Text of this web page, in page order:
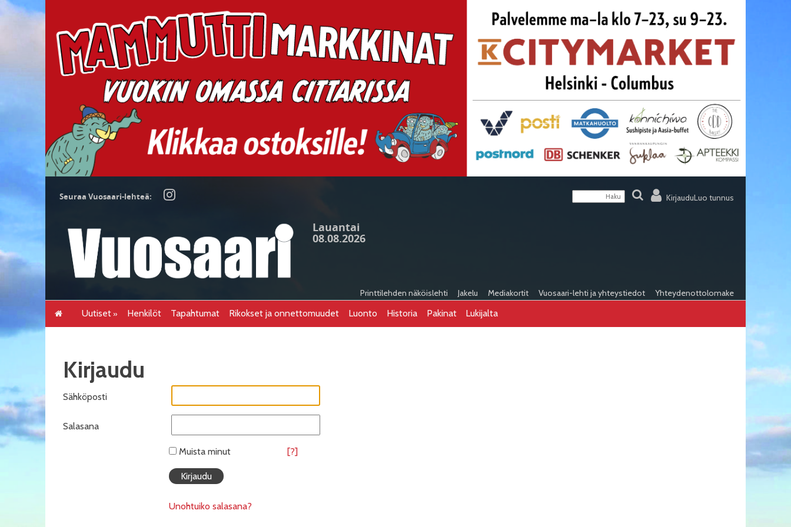
KirjauduLuo tunnus
Seuraa Vuosaari-lehteä:
Lauantai
08.08.2026
Printtilehden näköislehti Jakelu Mediakortit Vuosaari-lehti ja yhteystiedot Yhteydenottolomake
Uutiset Henkilöt Tapahtumat Rikokset ja onnettomuudet Luonto Historia Pakinat Lukijalta
Kirjaudu
Sähköposti
Salasana
Muista minut [?]
Unohtuiko salasana?